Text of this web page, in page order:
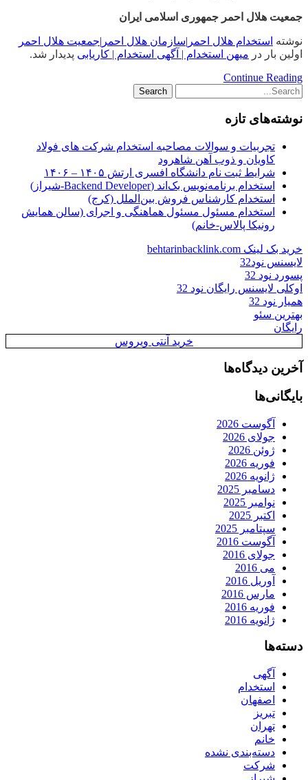
جمعیت هلال احمر جمهوری اسلامی ایران
نوشته استخدام هلال احمر|سازمان هلال احمر|جمعیت هلال احمر
اولین بار در میهن استخدام | آگهی استخدام | کاریابی پدیدار شد.
Continue Reading
نوشته‌های تازه
تجربیات و سوالات مصاحبه استخدام شرکت های فولاد
کاویان و ذوب آهن شاهرود
شرایط ثبت نام دانشگاه افسری ارتش ۱۴۰۵ – ۱۴۰۶
استخدام برنامه‌نویس بک‌اند (Backend Developer-شیراز)
استخدام کارشناس فروش بین‌الملل (کرج)
استخدام مسئول مسئول هماهنگی و اجرای (سالن همایش
رونیکا پالاس-خانم)
خرید بک لینک behtarinbacklink.com
لایسنس نود32
پسورد نود 32
اوکلی لایسنس رایگان نود 32
همیار نود 32
بهترین سئو
رایگان
خرید آنتی ویروس
آخرین دیدگاه‌ها
بایگانی‌ها
آگوست 2026
جولای 2026
ژوئن 2026
فوریه 2026
ژانویه 2026
دسامبر 2025
نوامبر 2025
اکتبر 2025
سپتامبر 2025
آگوست 2016
جولای 2016
می 2016
آوریل 2016
مارس 2016
فوریه 2016
ژانویه 2016
دسته‌ها
آگهی
استخدام
اصفهان
تبریز
تهران
خانم
دسته‌بندی نشده
شرکت